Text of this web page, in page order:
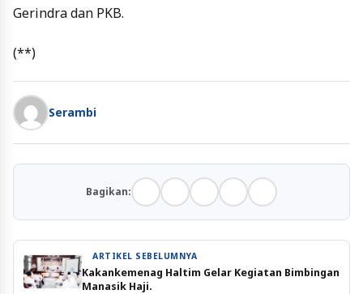
Gerindra dan PKB.
(**)
Serambi
Bagikan:
ARTIKEL SEBELUMNYA
Kakankemenag Haltim Gelar Kegiatan Bimbingan
Manasik Haji.